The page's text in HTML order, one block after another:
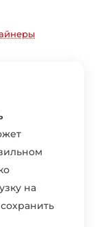
на